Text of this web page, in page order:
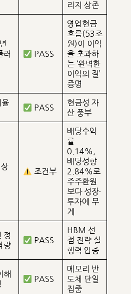
리지 상존
러
PASS
영업현금
흐름(53조
원)이 이익
을 초과하
는 ‘완벽한
이익의 질’
증명
율
PASS
현금성 자
산 풍부
조건부
배당수익
률
0.14%,
배당성향
2.84%로
주주환원
보다 성장·
투자에 무
게
정
량
PASS
HBM 선
점 전략 실
행력 입증
해
PASS
메모리 반
도체 단일
집중